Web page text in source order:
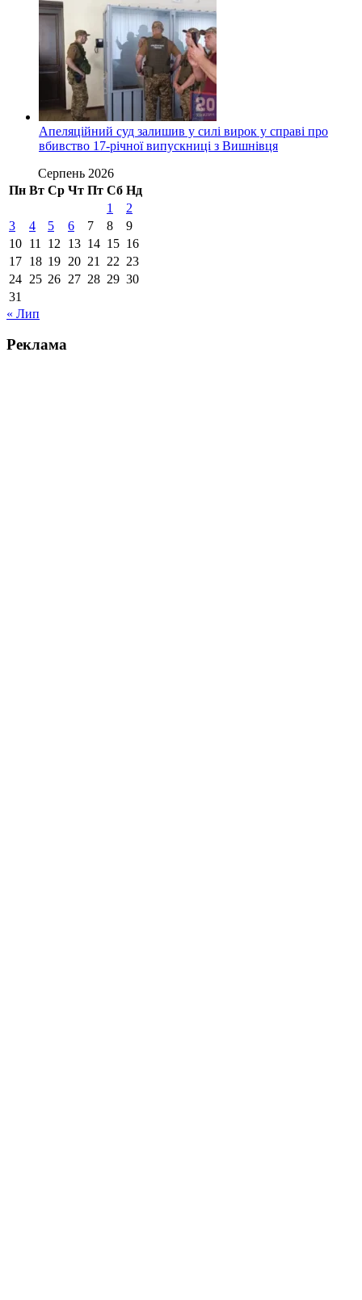
Апеляційний суд залишив у силі вирок у справі про
вбивство 17-річної випускниці з Вишнівця
Серпень 2026
Пн Вт Ср Чт Пт Сб Нд
1
2
3
4 5 6 7 8
9
10 11 12 13 14 15 16
17 18 19 20 21 22 23
24 25 26 27 28 29 30
31
« Лип
Реклама